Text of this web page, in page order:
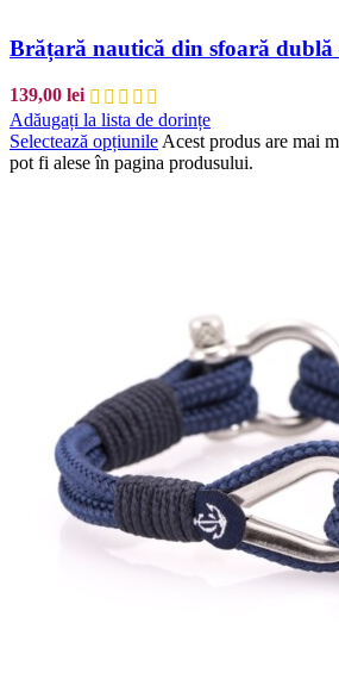
Brățară nautică din sfoară dublă
139,00 lei
Adăugați la lista de dorințe
Selectează opțiunile Acest produs are mai
pot fi alese în pagina produsului.